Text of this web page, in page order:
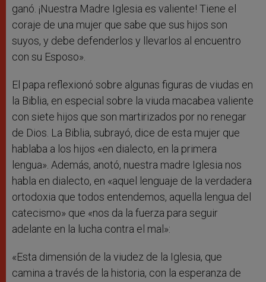
ganó. ¡Nuestra Madre Iglesia es valiente! Tiene el
coraje de una mujer que sabe que sus hijos son
suyos, y debe defenderlos y llevarlos al encuentro
con su Esposo».
El papa reflexionó sobre algunas figuras de viudas en
la Biblia, en especial sobre la viuda macabea valiente
con siete hijos que son martirizados por no renegar
de Dios. La Biblia, subrayó, dice de esta mujer que
hablaba a los hijos «en dialecto, en la primera
lengua». Además, anotó, nuestra madre Iglesia nos
habla en dialecto, en «aquel lenguaje de la verdadera
ortodoxia que todos entendemos, aquella lengua del
catecismo» que «nos da la fuerza para seguir
adelante en la lucha contra el mal»:
«Esta dimensión de la viudez de la Iglesia, que
camina a través de la historia, con la esperanza de